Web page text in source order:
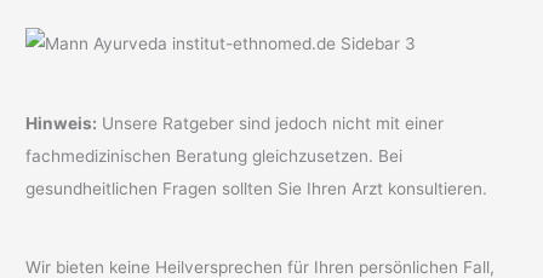
Hinweis: Unsere Ratgeber sind jedoch nicht mit einer
fachmedizinischen Beratung gleichzusetzen. Bei
gesundheitlichen Fragen sollten Sie Ihren Arzt konsultieren.
Wir bieten keine Heilversprechen für Ihren persönlichen Fall,